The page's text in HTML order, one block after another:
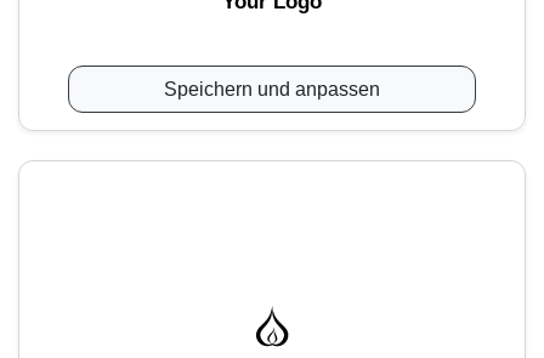
Speichern und anpassen